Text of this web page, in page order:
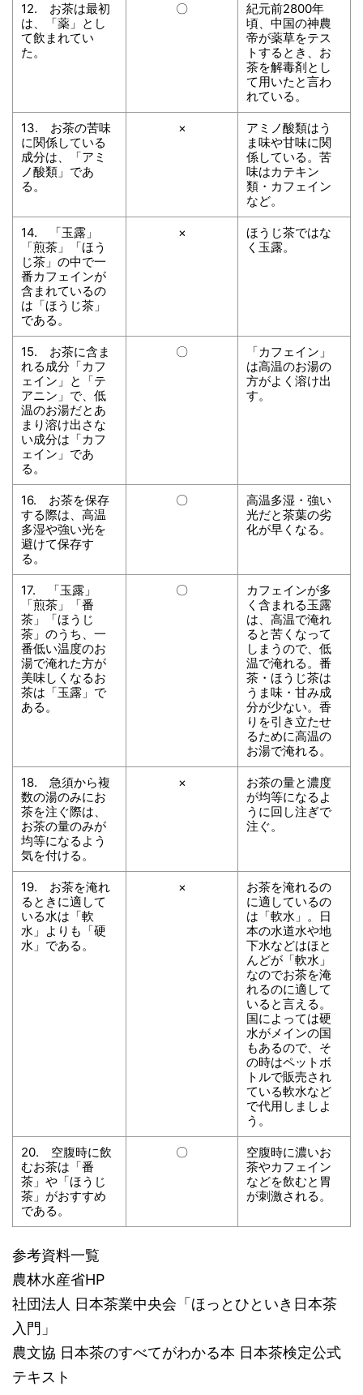
12. お茶は最初
は、「薬」とし
て飲まれてい
た。
〇
紀元前2800年
頃、中国の神農
帝が薬草をテス
トするとき、お
茶を解毒剤とし
て用いたと言わ
れている。
13. お茶の苦味
に関係している
成分は、「アミ
ノ酸類」であ
る。
×
アミノ酸類はう
ま味や甘味に関
係している。苦
味はカテキン
類・カフェイン
など。
14. 「玉露」
「煎茶」「ほう
じ茶」の中で一
番カフェインが
含まれているの
は「ほうじ茶」
である。
×
ほうじ茶ではな
く玉露。
15. お茶に含ま
れる成分「カフ
ェイン」と「テ
アニン」で、低
温のお湯だとあ
まり溶け出さな
い成分は「カフ
ェイン」であ
る。
〇
「カフェイン」
は高温のお湯の
方がよく溶け出
す。
16. お茶を保存
する際は、高温
多湿や強い光を
避けて保存す
る。
〇
高温多湿・強い
光だと茶葉の劣
化が早くなる。
17. 「玉露」
「煎茶」「番
茶」「ほうじ
茶」のうち、一
番低い温度のお
湯で淹れた方が
美味しくなるお
茶は「玉露」で
ある。
〇
カフェインが多
く含まれる玉露
は、高温で淹れ
ると苦くなって
しまうので、低
温で淹れる。番
茶・ほうじ茶は
うま味・甘み成
分が少ない。香
りを引き立たせ
るために高温の
お湯で淹れる。
18. 急須から複
数の湯のみにお
茶を注ぐ際は、
お茶の量のみが
均等になるよう
気を付ける。
×
お茶の量と濃度
が均等になるよ
うに回し注ぎで
注ぐ。
19. お茶を淹れ
るときに適して
いる水は「軟
水」よりも「硬
水」である。
×
お茶を淹れるの
に適しているの
は「軟水」。日
本の水道水や地
下水などはほと
んどが「軟水」
なのでお茶を淹
れるのに適して
いると言える。
国によっては硬
水がメインの国
もあるので、そ
の時はペットボ
トルで販売され
ている軟水など
で代用しましよ
う。
20. 空腹時に飲
むお茶は「番
茶」や「ほうじ
茶」がおすすめ
である。
〇
空腹時に濃いお
茶やカフェイン
などを飲むと胃
が刺激される。
参考資料一覧
農林水産省HP
社団法人 日本茶業中央会「ほっとひといき日本茶
入門」
農文協 日本茶のすべてがわかる本 日本茶検定公式
テキスト